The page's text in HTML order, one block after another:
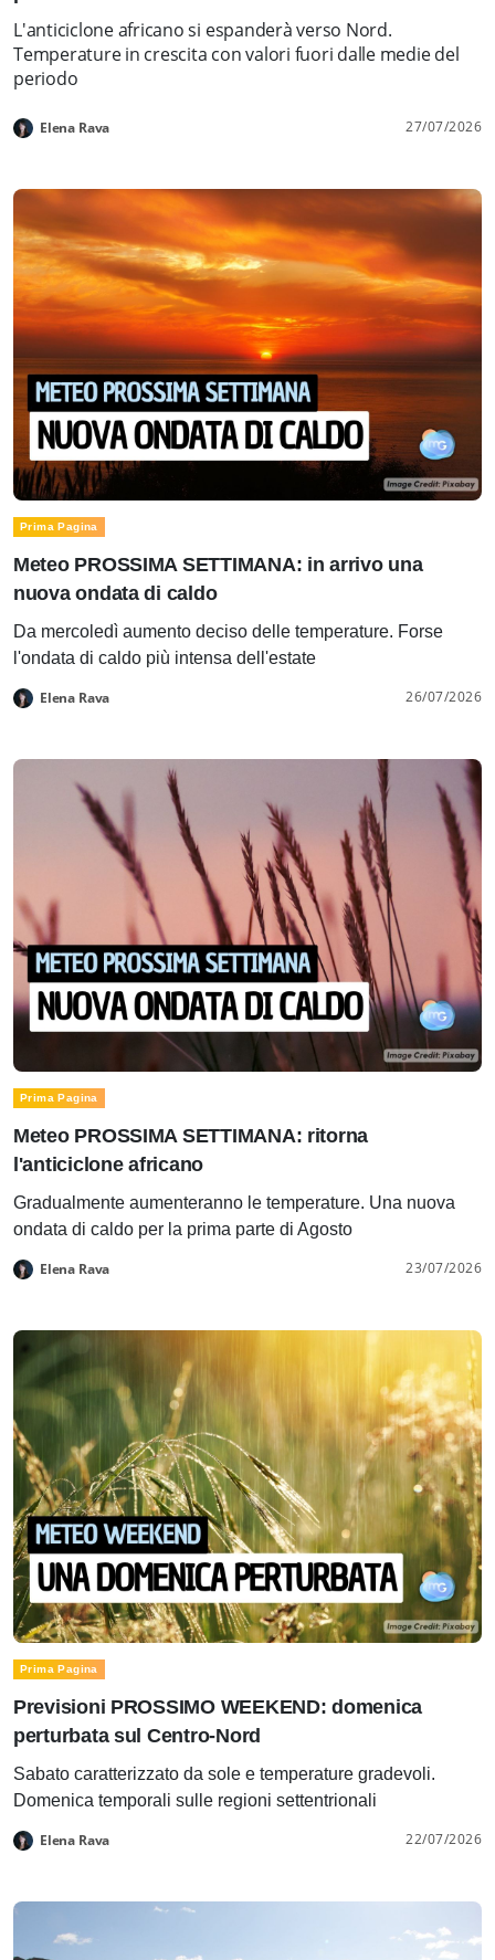
L'anticiclone africano si espanderà verso Nord.
Temperature in crescita con valori fuori dalle medie del
periodo
Elena Rava 27/07/2026
Prima Pagina
Meteo PROSSIMA SETTIMANA: in arrivo una
nuova ondata di caldo
Da mercoledì aumento deciso delle temperature. Forse
l'ondata di caldo più intensa dell'estate
Elena Rava 26/07/2026
Prima Pagina
Meteo PROSSIMA SETTIMANA: ritorna
l'anticiclone africano
Gradualmente aumenteranno le temperature. Una nuova
ondata di caldo per la prima parte di Agosto
Elena Rava 23/07/2026
Prima Pagina
Previsioni PROSSIMO WEEKEND: domenica
perturbata sul Centro-Nord
Sabato caratterizzato da sole e temperature gradevoli.
Domenica temporali sulle regioni settentrionali
Elena Rava 22/07/2026